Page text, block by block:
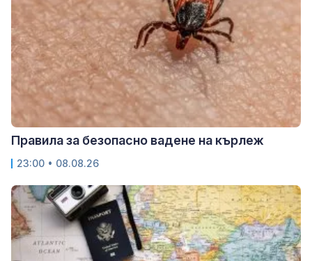
Правила за безопасно вадене на кърлеж
23:00 • 08.08.26